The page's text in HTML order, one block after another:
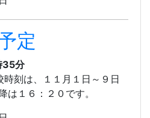
定
35分
１１月１日～９日
は１６：２０です。